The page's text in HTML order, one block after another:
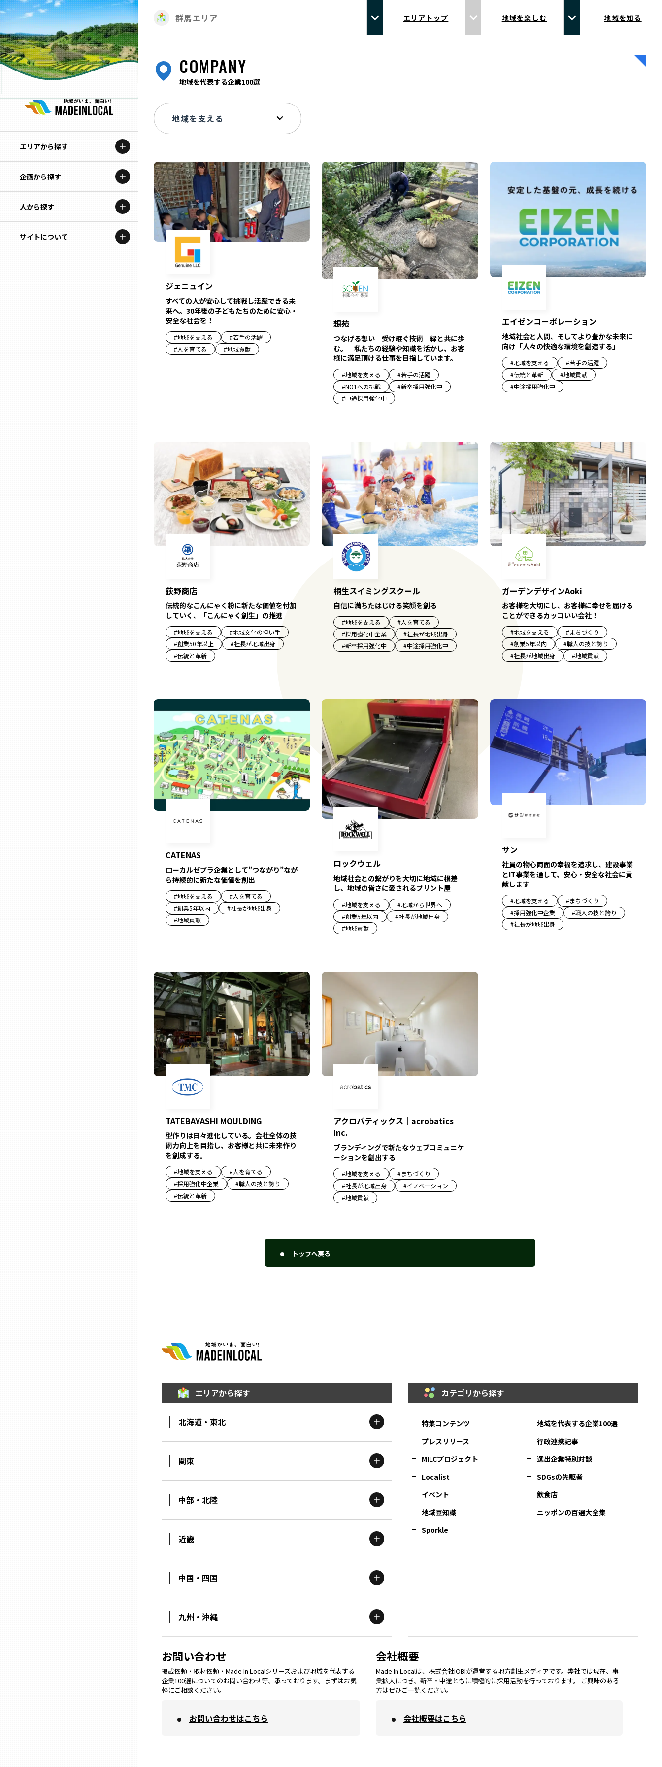
エリアから探す
北海道
青森
岩手
企画から探す
特集コンテンツ
地域を代表する企業100選
人から探す
記事ライター
サイトについて
群馬エリア エリアトップ 地域を楽しむ 地域を知る
COMPANY
地域を代表する企業100選
ジェニュイン
すべての人が安心して挑戦し活躍できる未
来へ。30年後の子どもたちのために安心・
安全な社会を！
#地域を支える #若手の活躍
#人を育てる #地域貢献
想苑
つなげる想い 受け継ぐ技術 緑と共に歩
む。 私たちの経験や知識を活かし、お客
様に満足頂ける仕事を目指しています。
#地域を支える #若手の活躍
#NO1への挑戦 #新卒採用強化中
#中途採用強化中
エイゼンコーポレーション
地域社会と人間、そしてより豊かな未来に
向け「人々の快適な環境を創造する」
#地域を支える #若手の活躍
#伝統と革新 #地域貢献
#中途採用強化中
荻野商店
伝統的なこんにゃく粉に新たな価値を付加
していく、「こんにゃく創生」の推進
#地域を支える #地域文化の担い手
#創業50年以上 #社長が地域出身
#伝統と革新
桐生スイミングスクール
自信に満ちたはじける笑顔を創る
#地域を支える #人を育てる
#採用強化中企業 #社長が地域出身
#新卒採用強化中 #中途採用強化中
ガーデンデザインAoki
お客様を大切にし、お客様に幸せを届ける
ことができるカッコいい会社！
#地域を支える #まちづくり
#創業5年以内 #職人の技と誇り
#社長が地域出身 #地域貢献
CATENAS
ローカルゼブラ企業として”つながり”なが
ら持続的に新たな価値を創出
#地域を支える #人を育てる
#創業5年以内 #社長が地域出身
#地域貢献
ロックウェル
地域社会との繋がりを大切に地域に根差
し、地域の皆さに愛されるプリント屋
#地域を支える #地域から世界へ
#創業5年以内 #社長が地域出身
#地域貢献
サン
社員の物心両面の幸福を追求し、建設事業
とIT事業を通して、安心・安全な社会に貢
献します
#地域を支える #まちづくり
#採用強化中企業 #職人の技と誇り
#社長が地域出身
TATEBAYASHI MOULDING
型作りは日々進化している。会社全体の技
術力向上を目指し、お客様と共に未来作り
を創成する。
#地域を支える #人を育てる
#採用強化中企業 #職人の技と誇り
#伝統と革新
アクロバティックス｜acrobatics
Inc.
ブランディングで新たなウェブコミュニケ
ーションを創出する
#地域を支える #まちづくり
#社長が地域出身 #イノベーション
#地域貢献
トップへ戻る
エリアから探す
北海道・東北
青森エリア
岩手エリア
山形
関東
栃木エリア
群馬エリア
千葉エリア
中部・北陸
富山エリア
石川エリア
福井エリア
長野エリア
近畿
京都エリア
大阪市 エリア
北摂エリア
堺・泉州エリア
中国・四国
島根エリア
岡山エリア
広島エリア
九州・沖縄
福岡エリア
カテゴリから探す
特集コンテンツ
地域を代表する企業100選
プレスリリース
行政連携記事
MILCプロジェクト
選出企業特別対談
Localist
SDGsの先駆者
イベント
飲食店
地域豆知識
ニッポンの百選大全集
Sporkle
お問い合わせ
掲載依頼・取材依頼・Made In Localシリーズおよび地域を代表する
企業100選についてのお問い合わせ等、承っております。まずはお気
軽にご相談ください。
お問い合わせはこちら
会社概要
Made In Localは、株式会社IOBIが運営する地方創生メディアです。弊社では現在、事
業拡大につき、新卒・中途ともに積極的に採用活動を行っております。 ご興味のある
方はぜひご一読ください。
会社概要はこちら